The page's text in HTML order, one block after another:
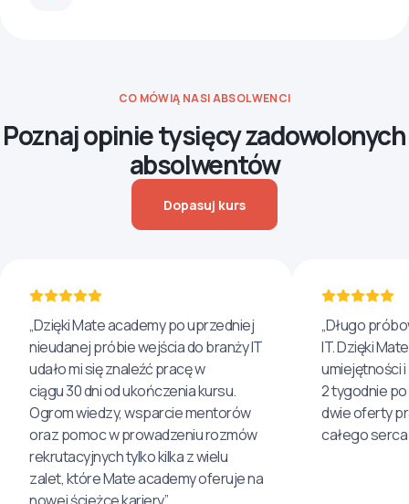
CO MÓWIĄ NASI ABSOLWENCI
Poznaj opinie tysięcy zadowolonych
absolwentów
Dopasuj kurs
„Dzięki Mate academy po uprzedniej
nieudanej próbie wejścia do branży IT
udało mi się znaleźć pracę w
ciągu 30 dni od ukończenia kursu.
Ogrom wiedzy, wsparcie mentorów
oraz pomoc w prowadzeniu rozmów
rekrutacyjnych tylko kilka z wielu
zalet, które Mate academy oferuje na
„Długo
IT. Dzięki
umiejętności
2 tygodnie
dwie oferty
całego serca